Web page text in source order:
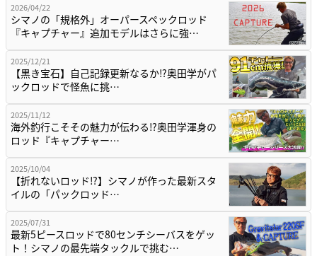
2026/04/22
シマノの「規格外」オーパースペックロッド
『キャプチャー』追加モデルはさらに強…
2025/12/21
【黒き宝石】自己記録更新なるか⁉奥田学がパ
ックロッドで怪魚に挑…
2025/11/12
海外釣行こそその魅力が伝わる⁉奥田学渾身の
ロッド『キャプチャー…
2025/10/04
【折れないロッド⁉】シマノが作った最新スタ
イルの「パックロッド…
2025/07/31
最新5ピースロッドで80センチシーバスをゲッ
ト！シマノの最先端タックルで挑む…